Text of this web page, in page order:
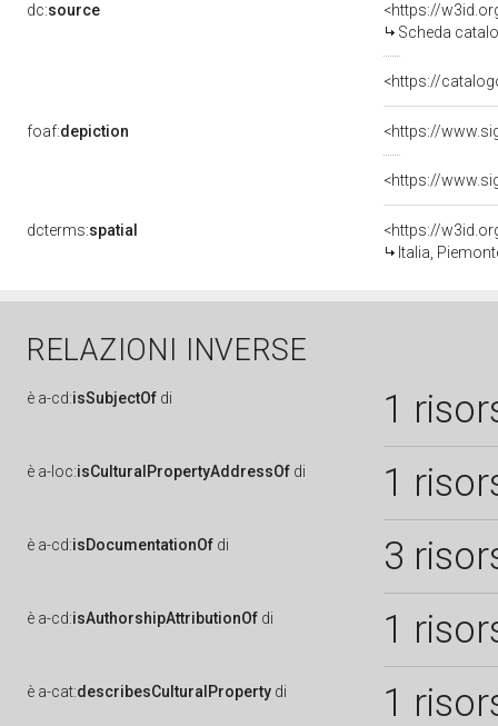
dc:source
<https://
Scheda
<https://
foaf:depiction <https://
<https://
dcterms:spatial
<https://
Italia,
RELAZIONI INVERSE
è a-cd:isSubjectOf di 1
è a-loc:isCulturalPropertyAddressOf di 1
è a-cd:isDocumentationOf di 3
è a-cd:isAuthorshipAttributionOf di 1
è a-cat:describesCulturalProperty di 1